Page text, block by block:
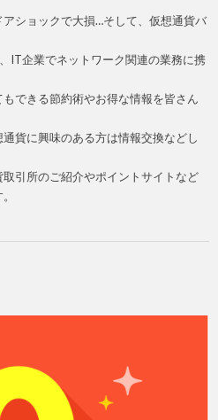
ショックで大損…そして、仮想通貨バ
IT企業でネットワーク関連の業務に携
できる節約術やお得な情報を皆さん
貨に興味のある方は情報交換などし
引所のご紹介やポイントサイトなど